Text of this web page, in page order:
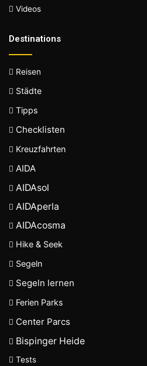
Videos
Destinations
Reisen
Städte
Tipps
Checklisten
Kreuzfahrten
AIDA
AIDAsol
AIDAperla
AIDAcosma
Hike & Seek
Segeln
Segeln lernen
Ferien Parks
Center Parcs
Bispinger Heide
Tests